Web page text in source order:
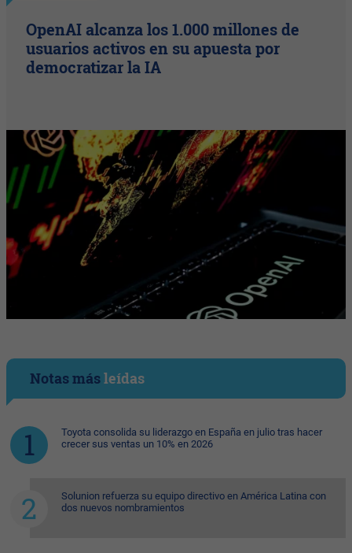
OpenAI alcanza los 1.000 millones de
usuarios activos en su apuesta por
democratizar la IA
Notas másleídas
Toyota consolida su liderazgo en España en julio tras hacer
crecer sus ventas un 10% en 2026
Solunion refuerza su equipo directivo en América Latina con
dos nuevos nombramientos